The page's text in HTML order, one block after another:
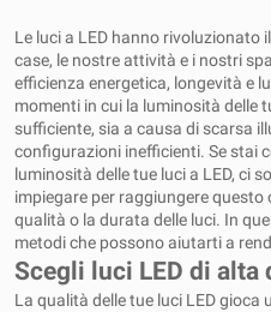
Le luci a LED hanno rivoluzionato
case, le nostre attività e i nostri
efficienza energetica, longevità e
momenti in cui la luminosità delle
sufficiente, sia a causa di scarsa
configurazioni inefficienti. Se stai
luminosità delle tue luci a LED, ci
impiegare per raggiungere
qualità o la durata delle luci. In
metodi che possono aiutarti a
Scegli luci LED di alta
La qualità delle tue luci LED